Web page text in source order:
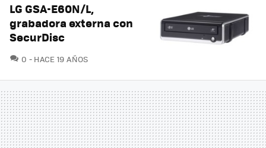
LG GSA-E60N/L,
grabadora externa con
SecurDisc
0 COMENTARIOS
HACE 19 AÑOS